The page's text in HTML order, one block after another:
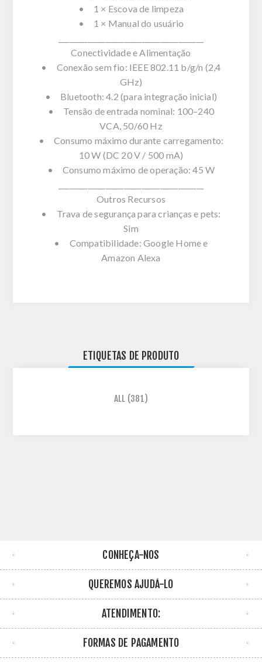
• 1 × Escova de limpeza
• 1 × Manual do usuário
Conectividade e Alimentação
• Conexão sem fio: IEEE 802.11 b/g/n (2,4
GHz)
• Bluetooth: 4.2 (para integração inicial)
• Tensão de entrada nominal: 100–240
VCA, 50/60 Hz
• Consumo máximo durante carregamento:
10 W (DC 20 V / 500 mA)
• Consumo máximo de operação: 45 W
Outros Recursos
• Trava de segurança para crianças e pets:
Sim
• Compatibilidade: Google Home e
Amazon Alexa
ETIQUETAS DE PRODUTO
ALL (381)
CONHEÇA-NOS
QUEREMOS AJUDÁ-LO
ATENDIMENTO:
FORMAS DE PAGAMENTO